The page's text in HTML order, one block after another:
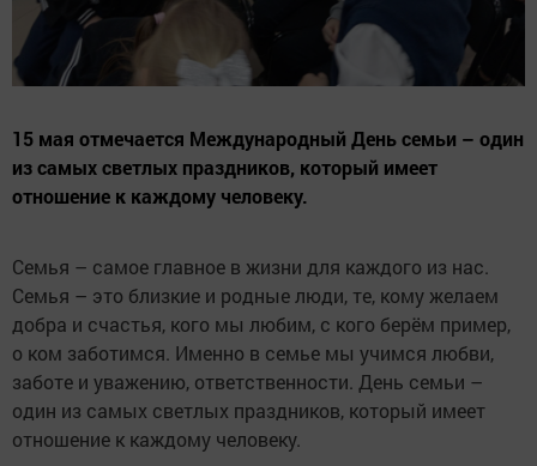
15 мая отмечается Международный День семьи – один
из самых светлых праздников, который имеет
отношение к каждому человеку.
Семья – самое главное в жизни для каждого из нас.
Семья – это близкие и родные люди, те, кому желаем
добра и счастья, кого мы любим, с кого берём пример,
о ком заботимся. Именно в семье мы учимся любви,
заботе и уважению, ответственности. День семьи –
один из самых светлых праздников, который имеет
отношение к каждому человеку.